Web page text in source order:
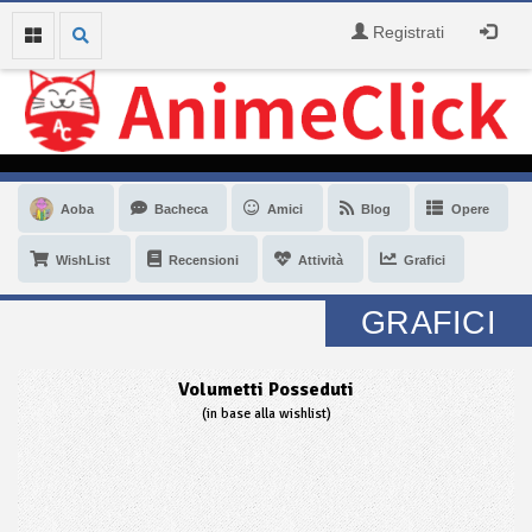
Registrati
Aoba Bacheca Amici Blog Opere
WishList Recensioni Attività Grafici
GRAFICI
Volumetti Posseduti
(in base alla wishlist)